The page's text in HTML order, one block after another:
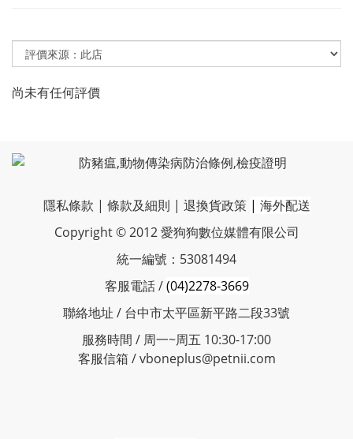
尚未有任何評價
隱私條款 | 條款及細則 | 退換貨政策 | 海外配送
Copyright © 2012 愛狗狗數位媒體有限公司
統一編號：53081494
客服電話 /(04)2278-3669
聯絡地址 / 台中市太平區新平路二段33號
服務時間 / 周一~周五 10:30-17:00
客服信箱 / vboneplus@petnii.com